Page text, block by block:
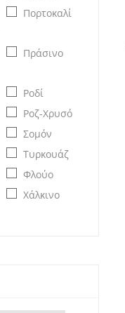
Πορτοκαλί
Πράσινο
Ροδί
Ροζ-Χρυσό
Σομόν
Τυρκουάζ
Φλούο
Χάλκινο